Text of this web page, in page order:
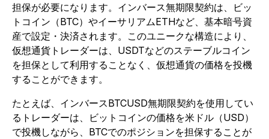
担保が必要になります。インバース無期限契約は、ビッ
トコイン（BTC）やイーサリアムETHなど、基本暗号資
産で設定・決済されます。このユニークな構造により、
仮想通貨トレーダーは、USDTなどのステーブルコイン
を担保として利用することなく、仮想通貨の価格を投機
することができます。
たとえば、インバースBTCUSD無期限契約を使用してい
るトレーダーは、ビットコインの価格を米ドル（USD）
で投機しながら、BTCでのポジションを担保することが